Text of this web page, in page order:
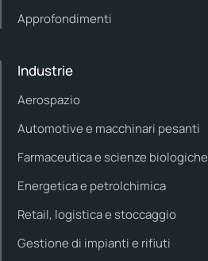
Approfondimenti
Industrie
Aerospazio
Automotive e macchinari pesanti
Farmaceutica e scienze biologiche
Energetica e petrolchimica
Retail, logistica e stoccaggio
Gestione di impianti e rifiuti